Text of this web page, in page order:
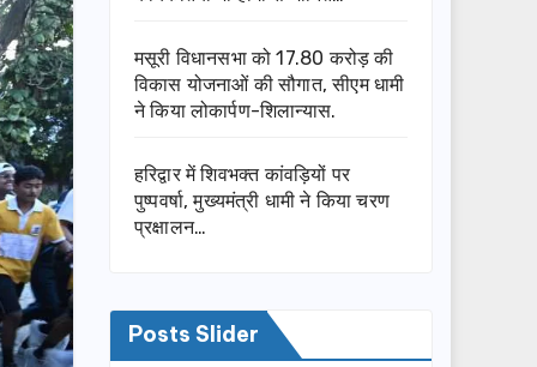
मसूरी विधानसभा को 17.80 करोड़ की
विकास योजनाओं की सौगात, सीएम धामी
ने किया लोकार्पण-शिलान्यास.
हरिद्वार में शिवभक्त कांवड़ियों पर
पुष्पवर्षा, मुख्यमंत्री धामी ने किया चरण
प्रक्षालन…
Posts Slider